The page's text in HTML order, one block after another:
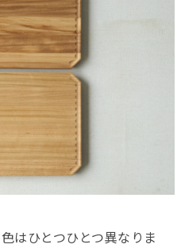
はひとつひとつ異なりま